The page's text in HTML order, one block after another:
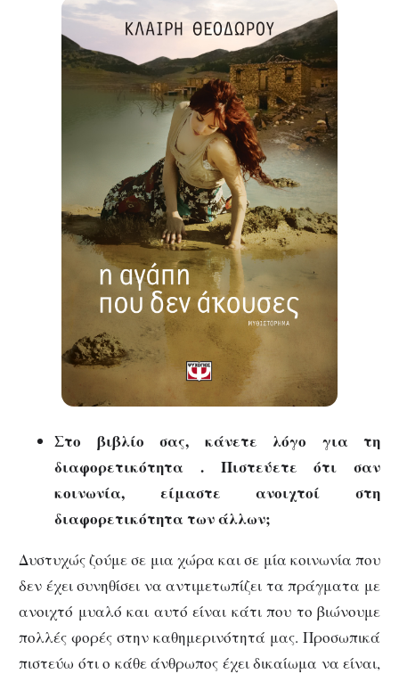
Στο βιβλίο σας, κάνετε λόγο για τη
διαφορετικότητα . Πιστεύετε ότι σαν
κοινωνία, είμαστε ανοιχτοί στη
διαφορετικότητα των άλλων;
Δυστυχώς ζούμε σε μια χώρα και σε μία κοινωνία που
δεν έχει συνηθίσει να αντιμετωπίζει τα πράγματα με
ανοιχτό μυαλό και αυτό είναι κάτι που το βιώνουμε
πολλές φορές στην καθημερινότητά μας. Προσωπικά
πιστεύω ότι ο κάθε άνθρωπος έχει δικαίωμα να είναι,